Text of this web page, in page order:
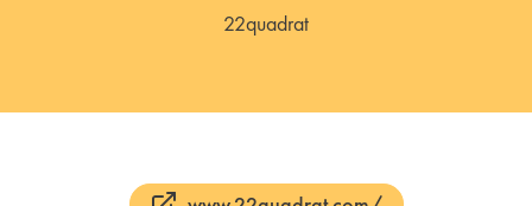
22quadrat